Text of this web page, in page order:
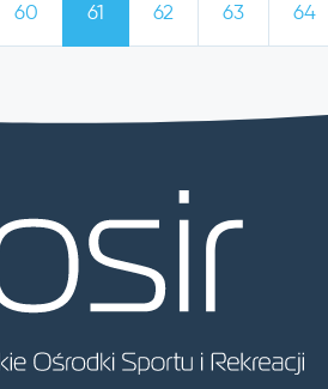
60 61 62 63 64